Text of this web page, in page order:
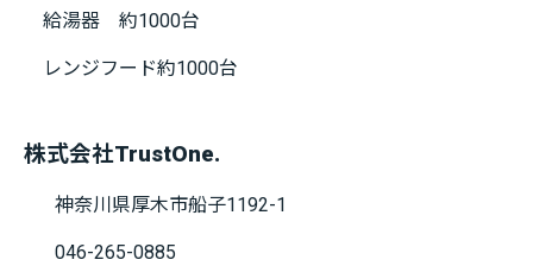
給湯器 約1000台
レンジフード約1000台
株式会社TrustOne.
神奈川県厚木市船子1192-1
046-265-0885